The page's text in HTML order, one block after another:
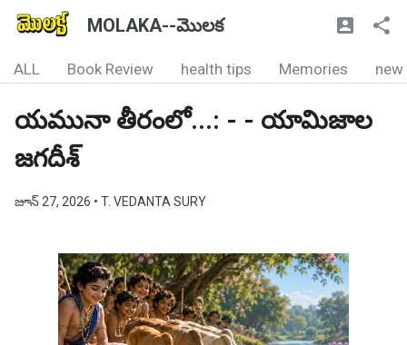
MOLAKA--మొలక
ALL Book Review health tips Memories new
యమునా తీరంలో...: - - యామిజాల
జగదీశ్
జూన్ 27, 2026 • T. VEDANTA SURY